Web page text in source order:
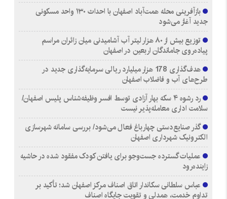
بازآفرینی محله همت‌آباد اصفهان با احداث ۱۳۰ واحد مسکونی
جدید آغاز می‌شود
توزیع بیش از ۸۰ هزار لیتر آب آشامیدنی میان زائران مراسم
پیاده‌روی جاماندگان اربعین در اصفهان
هدف‌گذاری 178 هزار میلیارد ریالی سرمایه‌گذاری جدید در
طرح‌های آب و فاضلاب اصفهان
رد رشوه ۴ سکه بهار آزادی توسط افسر وظیفه‌شناس پلیس اصفهان/
سلامت اداری معامله‌پذیر نیست
گذر صنایع‌دستی چهارباغ فعال می‌شود/ بررسی سامانه شهرسازی
الکترونیک شهرداری اصفهان
عملیات گسترده جست‌وجو برای یافتن کودک مفقود شده در حاشیه
زاینده‌رود
عباس سلطانی سکاندار اتاق اصناف مرکز اصفهان شد؛ تأکید بر
تداوم خدمت، همدلی و تقویت جایگاه اصناف